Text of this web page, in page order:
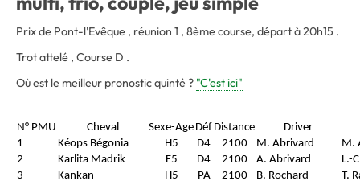
Prix de Pont-l'Evêque , réunion 1 , 8ème course, départ à 20h15 .
Trot attelé , Course D .
Où est le meilleur pronostic quinté ? "C'est ici"
N° PMU Cheval Sexe-Age Déf Distance
Driver
1
Kéops Bégonia H5 D4 2100 M. Abrivard
M.
2
Karlita Madrik F5 D4 2100 A. Abrivard
L.-
3
Kankan H5 PA 2100 B. Rochard
T.